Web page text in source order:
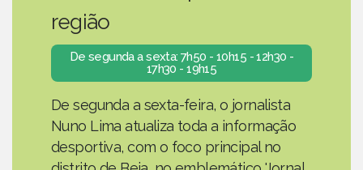
região
De segunda a sexta: 7h50 - 10h15 - 12h30 -
17h30 - 19h15
De segunda a sexta-feira, o jornalista
Nuno Lima atualiza toda a informação
desportiva, com o foco principal no